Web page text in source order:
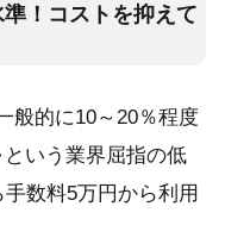
！コストを抑えて
般的に10～20％程度
という業界屈指の低
数料5万円から利用